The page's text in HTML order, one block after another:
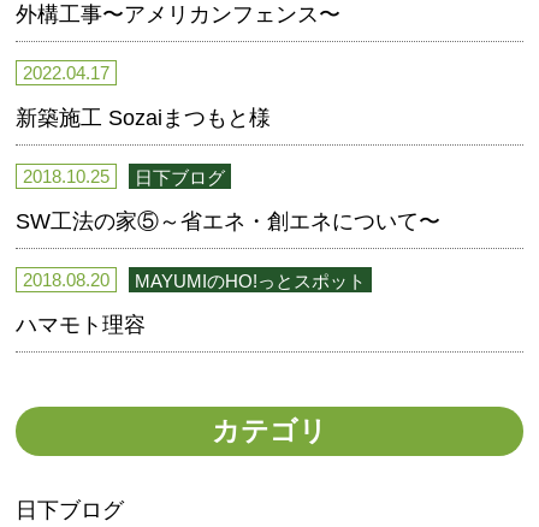
外構工事〜アメリカンフェンス〜
2022.04.17
新築施工 Sozaiまつもと様
2018.10.25 日下ブログ
SW工法の家⑤～省エネ・創エネについて〜
2018.08.20 MAYUMIのHO!っとスポット
ハマモト理容
カテゴリ
日下ブログ